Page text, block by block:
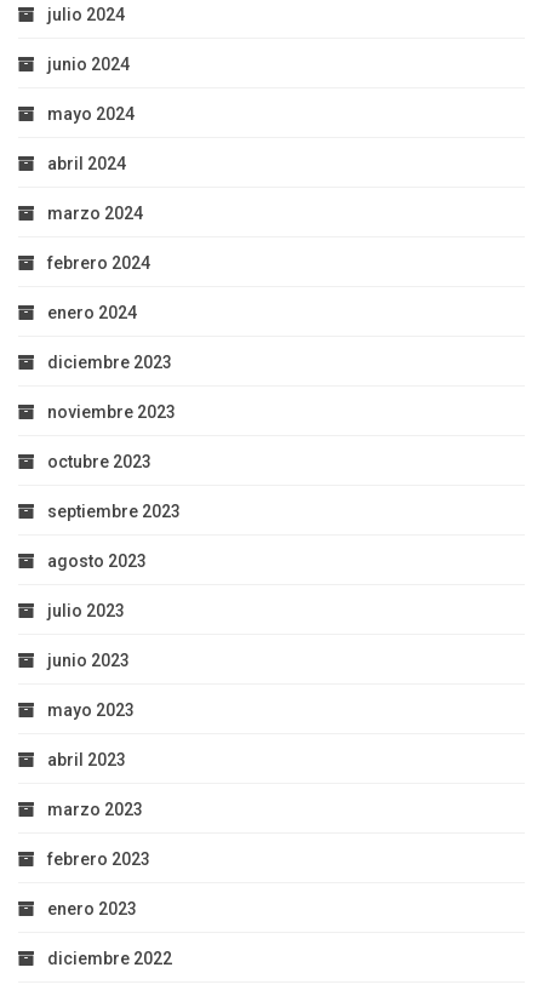
julio 2024
junio 2024
mayo 2024
abril 2024
marzo 2024
febrero 2024
enero 2024
diciembre 2023
noviembre 2023
octubre 2023
septiembre 2023
agosto 2023
julio 2023
junio 2023
mayo 2023
abril 2023
marzo 2023
febrero 2023
enero 2023
diciembre 2022